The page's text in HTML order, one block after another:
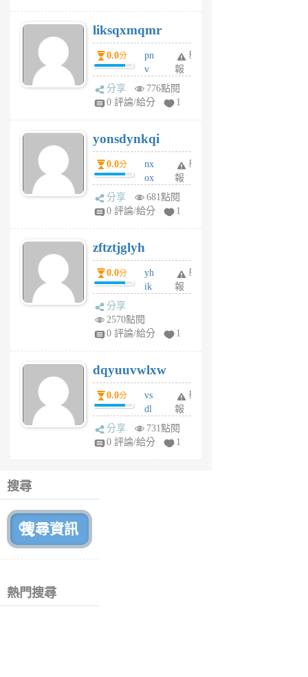
6
個
月
前
liksqxmqmr
0.0分
pn
v
wt
sv
6
個
月
前
舉
報
分享
776點閱
0 評論/給分
1
yonsdynkqi
0.0分
nx
ox
rh
pe
月
前
舉
報
分享
681點閱
0 評論/給分
1
zftztjglyh
0.0分
yh
ik
tu
6
個
月
前
舉
報
分享
2570點閱
0 評論/給分
1
dqyuuvwlxw
0.0分
vs
dl
sq
fy
舉
報
分享
731點閱
0 評論/給分
1
搜尋
熱門搜尋